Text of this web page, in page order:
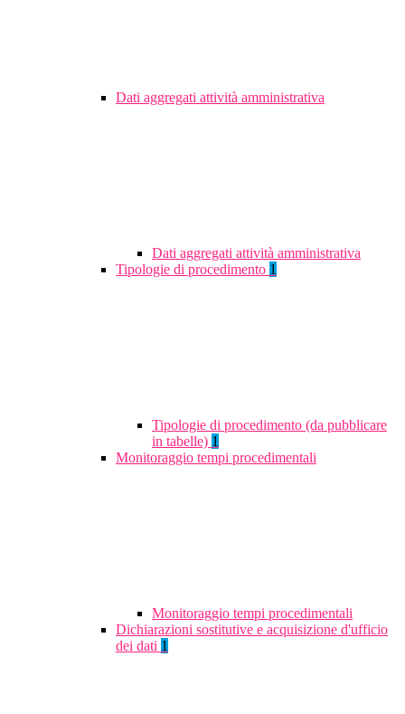
Dati aggregati attività amministrativa
Dati aggregati attività amministrativa
Tipologie di procedimento 1
Tipologie di procedimento (da pubblicare
in tabelle) 1
Monitoraggio tempi procedimentali
Monitoraggio tempi procedimentali
Dichiarazioni sostitutive e acquisizione d'ufficio
dei dati 1